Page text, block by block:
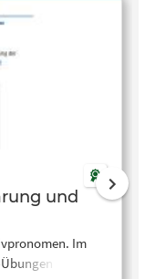
und
Im
machen